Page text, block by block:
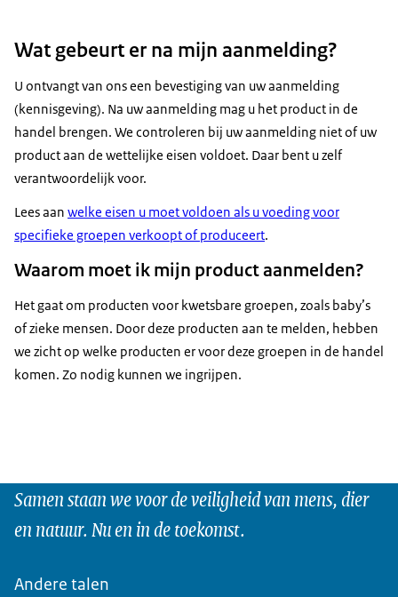
Wat gebeurt er na mijn aanmelding?
U ontvangt van ons een bevestiging van uw aanmelding
(kennisgeving). Na uw aanmelding mag u het product in de
handel brengen. We controleren bij uw aanmelding niet of uw
product aan de wettelijke eisen voldoet. Daar bent u zelf
verantwoordelijk voor.
Lees aan welke eisen u moet voldoen als u voeding voor
specifieke groepen verkoopt of produceert.
Waarom moet ik mijn product aanmelden?
Het gaat om producten voor kwetsbare groepen, zoals baby’s
of zieke mensen. Door deze producten aan te melden, hebben
we zicht op welke producten er voor deze groepen in de handel
komen. Zo nodig kunnen we ingrijpen.
Samen staan we voor de veiligheid van mens, dier
en natuur. Nu en in de toekomst.
Andere talen